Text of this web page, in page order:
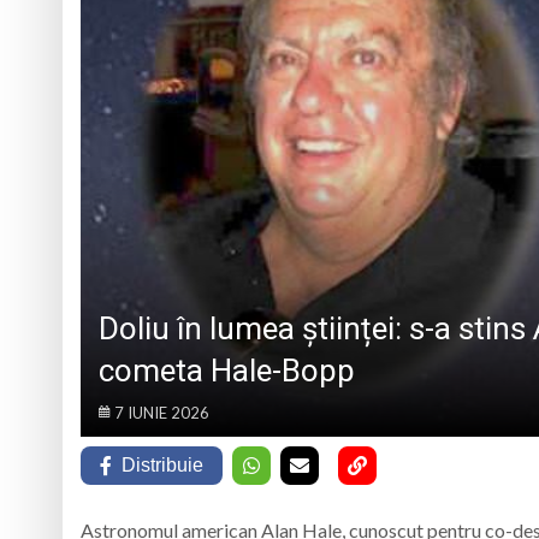
Atelier de lucru
Ce facem în
„Sprijin pentru
Ana Ignat de la
Doliu în lumea științei: s-a
cometa Hale-Bopp
7 IUNIE 2026
Distribuie
Astronomul american Alan Hale, cunoscut pentru co-